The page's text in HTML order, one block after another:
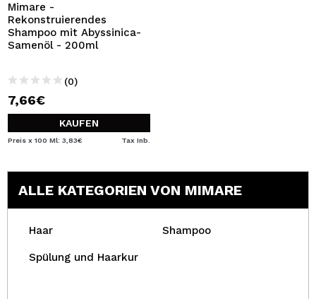
Mimare -
Rekonstruierendes
Shampoo mit Abyssinica-
Samenöl - 200ml
(0)
7,66€
KAUFEN
Preis x 100 Ml: 3,83€ Tax Inb.
ALLE KATEGORIEN VON MIMARE
Haar Shampoo
Spülung und Haarkur